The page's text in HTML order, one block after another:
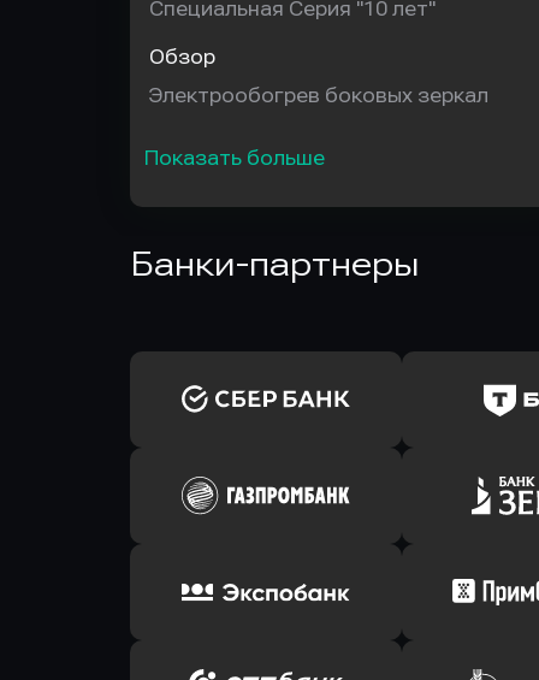
Специальная Серия "10 лет"
Обзор
Электрообогрев боковых зеркал
Показать больше
Банки-партнеры
Оправить заявку
в Сбербанк
в Т-Банк
в Газпромбанк
в
Оправить заявку